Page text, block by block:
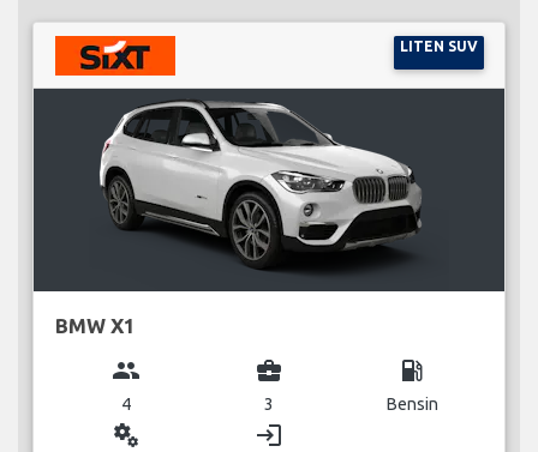
LITEN SUV
BMW X1
group
4
business_center
3
local_gas_station
Bensin
miscellaneous_services login